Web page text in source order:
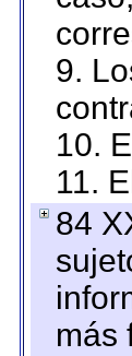
9.
10.
11.
84
más